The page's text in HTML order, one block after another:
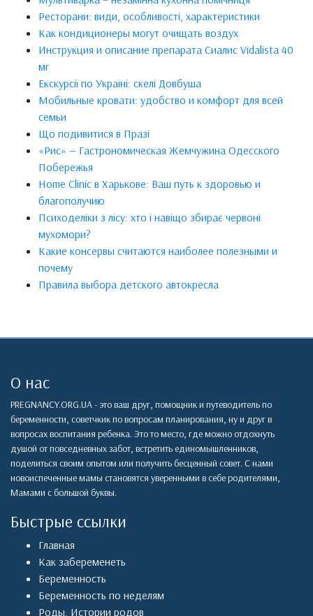
Ресторани: види, особливості, характеристики
Как кондиционеры могут очищать воздух
Инструкция и описание препарата Сиалис Vidalista 40
мг
Екскурсії по Україні: скелі Довбуша
Мобильные кровати: удобство и комфорт для всей
семьи
Що подивитися в Празі
«Рис» — Гастрономическая Жемчужина Одесского
Побережья
Home Clinic в Харькове: Ваш путь к здоровью и
благополучию
Психоделіки з лісу: хто і навіщо збирає червоні
мухомори?
Какие консервы считаются наиболее полезными и
почему
Правила выбора детского автокресла
О нас
PREGNANCY.ORG.UA - это ваш друг, помощник и путеводитель по
беременности, советчкик по вопросам планирования, ну и друг в
вопросах воспитания ребенка. Это то место, где можно отдохнуть
душой от повседневных забот, встретить единомышленников,
поделиться своим опытом или получить бесценный совет. С нами
новоиспеченные мамы становятся уверенными в себе родителями,
Мамами с большой буквы.
Быстрые ссылки
Главная
Как забеременеть
Беременность
Беременность по неделям
Роды, Истории родов